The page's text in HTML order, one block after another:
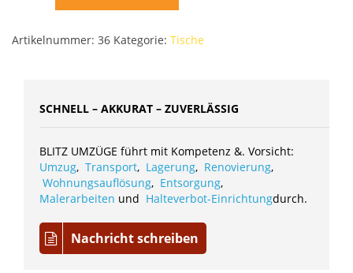
Artikelnummer: 36 Kategorie: Tische
SCHNELL – AKKURAT – ZUVERLÄSSIG
BLITZ UMZÜGE führt mit Kompetenz &. Vorsicht:
Umzug, Transport, Lagerung, Renovierung,
Wohnungsauflösung, Entsorgung,
Malerarbeiten und Halteverbot-Einrichtungdurch.
Nachricht schreiben